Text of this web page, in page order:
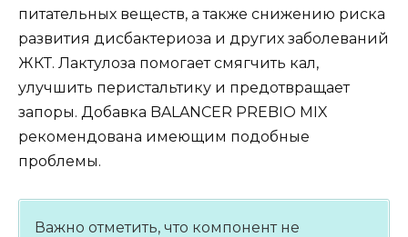
питательных веществ, а также снижению риска
развития дисбактериоза и других заболеваний
ЖКТ. Лактулоза помогает смягчить кал,
улучшить перистальтику и предотвращает
запоры. Добавка BALANCER PREBIO MIX
рекомендована имеющим подобные
проблемы.
Важно отметить, что компонент не